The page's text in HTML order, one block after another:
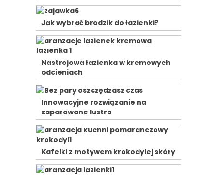
Jak wybrać brodzik do łazienki?
Nastrojowa łazienka w kremowych
odcieniach
Innowacyjne rozwiązanie na
zaparowane lustro
Kafelki z motywem krokodylej skóry